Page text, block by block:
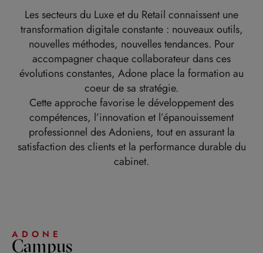
Les secteurs du Luxe et du Retail connaissent une
transformation digitale constante : nouveaux outils,
nouvelles méthodes, nouvelles tendances. Pour
accompagner chaque collaborateur dans ces
évolutions constantes, Adone place la formation au
coeur de sa stratégie.
Cette approche favorise le développement des
compétences, l’innovation et l’épanouissement
professionnel des Adoniens, tout en assurant la
satisfaction des clients et la performance durable du
cabinet.
ADONE
Campus